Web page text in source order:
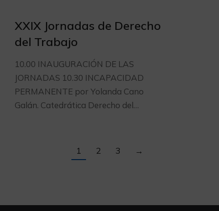
XXIX Jornadas de Derecho
del Trabajo
10.00 INAUGURACIÓN DE LAS
JORNADAS 10.30 INCAPACIDAD
PERMANENTE por Yolanda Cano
Galán. Catedrática Derecho del…
1 2 3 →